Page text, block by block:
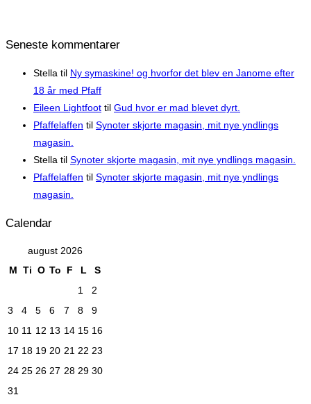
Seneste kommentarer
Stella til Ny symaskine! og hvorfor det blev en Janome efter
18 år med Pfaff
Eileen Lightfoot til Gud hvor er mad blevet dyrt.
Pfaffelaffen til Synoter skjorte magasin, mit nye yndlings
magasin.
Stella til Synoter skjorte magasin, mit nye yndlings magasin.
Pfaffelaffen til Synoter skjorte magasin, mit nye yndlings
magasin.
Calendar
august 2026
M Ti O To F L
S
1
2
3
4 5 6 7 8
9
10 11 12 13 14 15 16
17 18 19 20 21 22 23
24 25 26 27 28 29 30
31